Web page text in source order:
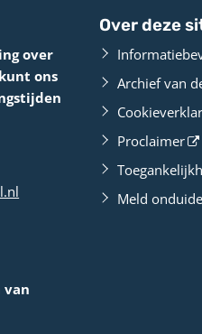
over
ons
van
Over deze
Archief van
Proclaimer
Meld